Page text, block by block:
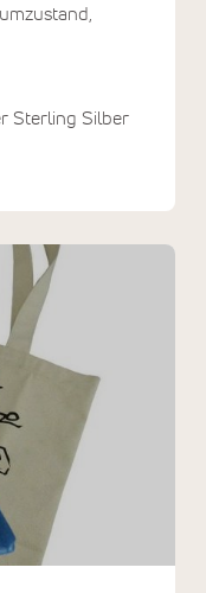
Sterling Silber